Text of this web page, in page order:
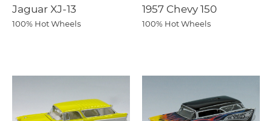
Jaguar XJ-13
100% Hot Wheels
1957 Chevy 150
100% Hot Wheels